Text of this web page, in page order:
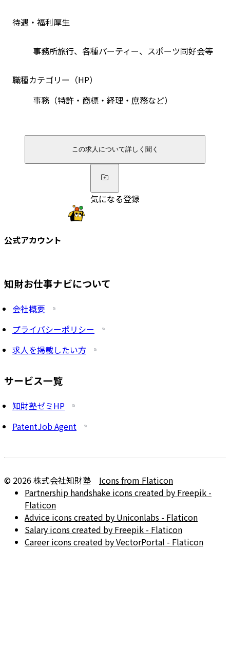
待遇・福利厚生
事務所旅行、各種パーティー、スポーツ同好会等
職種カテゴリー（HP）
事務（特許・商標・経理・庶務など）
この求人について詳しく聞く
気になる登録
公式アカウント
知財お仕事ナビについて
会社概要
プライバシーポリシー
求人を掲載したい方
サービス一覧
知財塾ゼミHP
PatentJob Agent
© 2026株式会社知財塾
Icons from Flaticon
Partnership handshake icons created by Freepik -
Flaticon
Advice icons created by Uniconlabs - Flaticon
Salary icons created by Freepik - Flaticon
Career icons created by VectorPortal - Flaticon